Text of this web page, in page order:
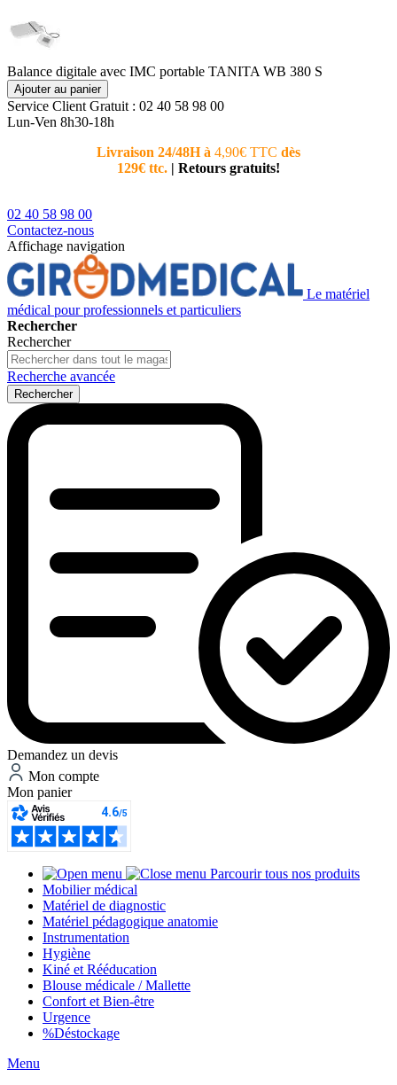
Balance digitale avec IMC portable TANITA WB 380 S
Ajouter au panier
Service Client Gratuit : 02 40 58 98 00
Lun-Ven 8h30-18h
Livraison 24/48H à 4,90€ TTC dès
129€ ttc. | Retours gratuits!
02 40 58 98 00
Contactez-nous
Affichage navigation
Le matériel
médical pour professionnels et particuliers
Rechercher
Rechercher
Recherche avancée
Rechercher
Demandez un devis
Mon compte
Mon panier
Parcourir tous nos produits
Mobilier médical
Matériel de diagnostic
Matériel pédagogique anatomie
Instrumentation
Hygiène
Kiné et Rééducation
Blouse médicale / Mallette
Confort et Bien-être
Urgence
%Déstockage
Menu